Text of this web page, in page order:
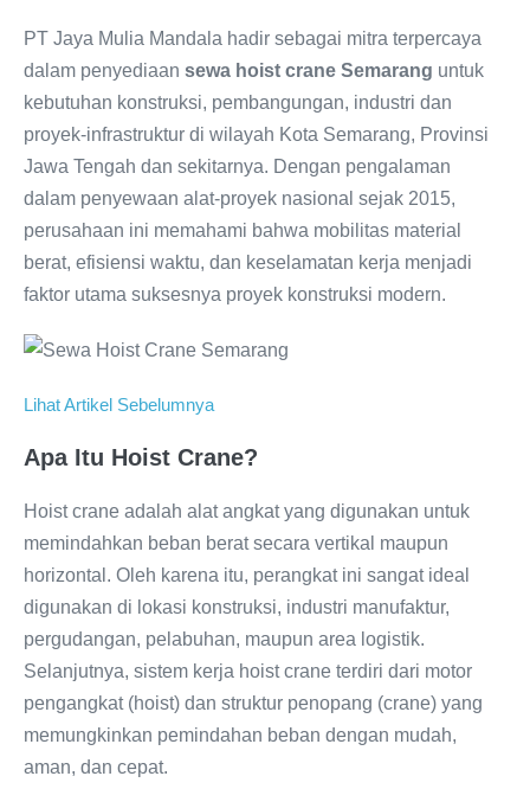
PT Jaya Mulia Mandala hadir sebagai mitra terpercaya
dalam penyediaan sewa hoist crane Semarang untuk
kebutuhan konstruksi, pembangungan, industri dan
proyek-infrastruktur di wilayah Kota Semarang, Provinsi
Jawa Tengah dan sekitarnya. Dengan pengalaman
dalam penyewaan alat-proyek nasional sejak 2015,
perusahaan ini memahami bahwa mobilitas material
berat, efisiensi waktu, dan keselamatan kerja menjadi
faktor utama suksesnya proyek konstruksi modern.
Lihat Artikel Sebelumnya
Apa Itu Hoist Crane?
Hoist crane adalah alat angkat yang digunakan untuk
memindahkan beban berat secara vertikal maupun
horizontal. Oleh karena itu, perangkat ini sangat ideal
digunakan di lokasi konstruksi, industri manufaktur,
pergudangan, pelabuhan, maupun area logistik.
Selanjutnya, sistem kerja hoist crane terdiri dari motor
pengangkat (hoist) dan struktur penopang (crane) yang
memungkinkan pemindahan beban dengan mudah,
aman, dan cepat.